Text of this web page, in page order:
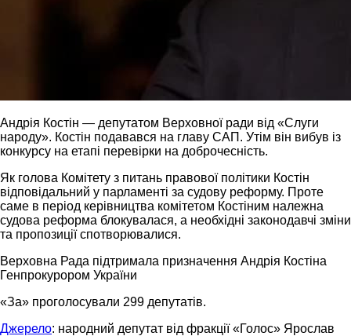
Андрія Костін — депутатом Верховної ради від «Слуги
народу». Костін подавався на главу САП. Утім він вибув із
конкурсу на етапі перевірки на доброчесність.
Як голова Комітету з питань правової політики Костін
відповідальний у парламенті за судову реформу. Проте
саме в період керівництва комітетом Костіним належна
судова реформа блокувалася, а необхідні законодавчі зміни
та пропозиції спотворювалися.
Верховна Рада підтримала призначення Андрія Костіна
Генпрокурором України
«За» проголосували 299 депутатів.
Джерело: народний депутат від фракції «Голос» Ярослав